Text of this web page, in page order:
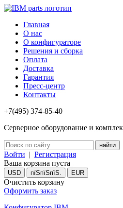
Главная
О нас
О конфигураторе
Решения и сборка
Оплата
Доставка
Гарантия
Пресс-центр
Контакты
+7(495) 374-85-40
Серверное оборудование и
Войти | Регистрация
Ваша корзина пуста
USD пїЅпїЅпїЅ. EUR
Очистить корзину
Оформить заказ